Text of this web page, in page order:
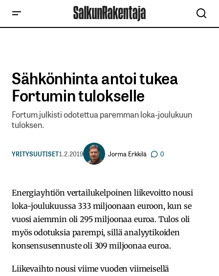
Sähkönhinta antoi tukea
Fortumin tulokselle
Fortum julkisti odotettua paremman loka-joulukuun
tuloksen.
YRITYSUUTISET1.2.2019 Jorma Erkkilä 0
Energiayhtiön vertailukelpoinen liikevoitto nousi
loka-joulukuussa 333 miljoonaan euroon, kun se
vuosi aiemmin oli 295 miljoonaa euroa. Tulos oli
myös odotuksia parempi, sillä analyytikoiden
konsensusennuste oli 309 miljoonaa euroa.
Liikevaihto nousi viime vuoden viimeisellä